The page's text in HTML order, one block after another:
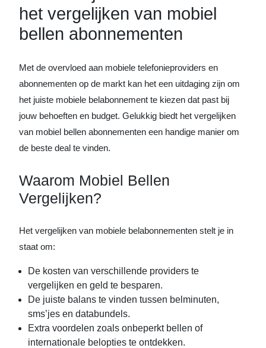
het vergelijken van mobiel
bellen abonnementen
Met de overvloed aan mobiele telefonieproviders en
abonnementen op de markt kan het een uitdaging zijn om
het juiste mobiele belabonnement te kiezen dat past bij
jouw behoeften en budget. Gelukkig biedt het vergelijken
van mobiel bellen abonnementen een handige manier om
de beste deal te vinden.
Waarom Mobiel Bellen
Vergelijken?
Het vergelijken van mobiele belabonnementen stelt je in
staat om:
De kosten van verschillende providers te
vergelijken en geld te besparen.
De juiste balans te vinden tussen belminuten,
sms’jes en databundels.
Extra voordelen zoals onbeperkt bellen of
internationale belopties te ontdekken.